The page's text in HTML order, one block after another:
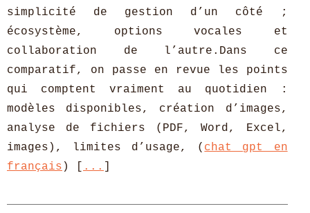
simplicité de gestion d’un côté ;
écosystème, options vocales et
collaboration de l’autre.Dans ce
comparatif, on passe en revue les points
qui comptent vraiment au quotidien :
modèles disponibles, création d’images,
analyse de fichiers (PDF, Word, Excel,
images), limites d’usage, ( chat gpt en
français ) [ ...